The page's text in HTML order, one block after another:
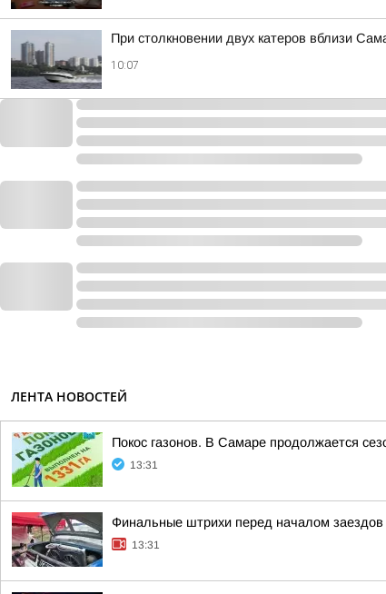
При столкновении двух катеров вблизи
10:07
ЛЕНТА НОВОСТЕЙ
Покос газонов. В Самаре продолжается
13:31
Финальные штрихи перед началом заездов
13:31